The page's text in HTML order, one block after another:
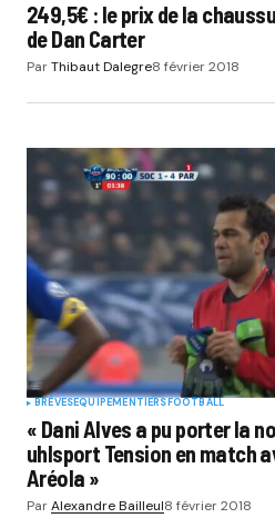
249,5€ : le prix de la
de Dan Carter
ParThibaut Dalegre8 février 2018
BRÈVESEQUIPEMENTIERSFOOTBALL
« Dani Alves a pu porter la
uhlsport Tension en match
Aréola »
ParAlexandre Bailleul8 février 2018